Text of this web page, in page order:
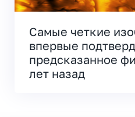
Самые четкие
впервые
предсказанное
лет назад